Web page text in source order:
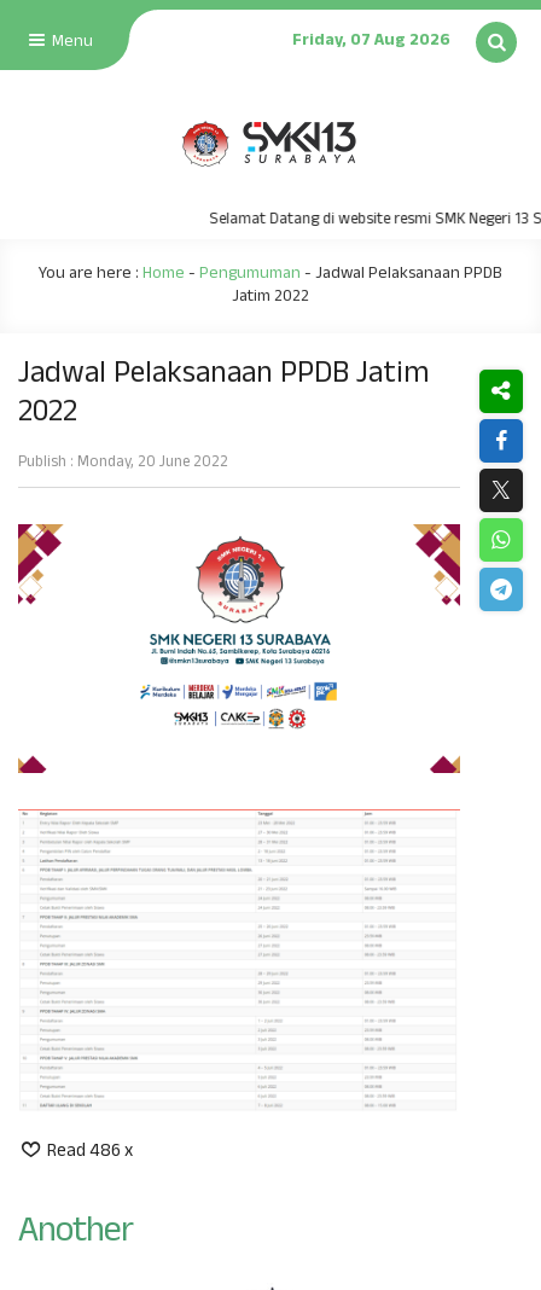
Menu Friday, 07 Aug 2026
Selamat Datang di website resmi SMK Negeri 13
You are here :Home-Pengumuman-Jadwal Pelaksanaan PPDB
Jatim 2022
Jadwal Pelaksanaan PPDB Jatim
2022
Publish : Monday, 20 June 2022
Read 486 x
Another